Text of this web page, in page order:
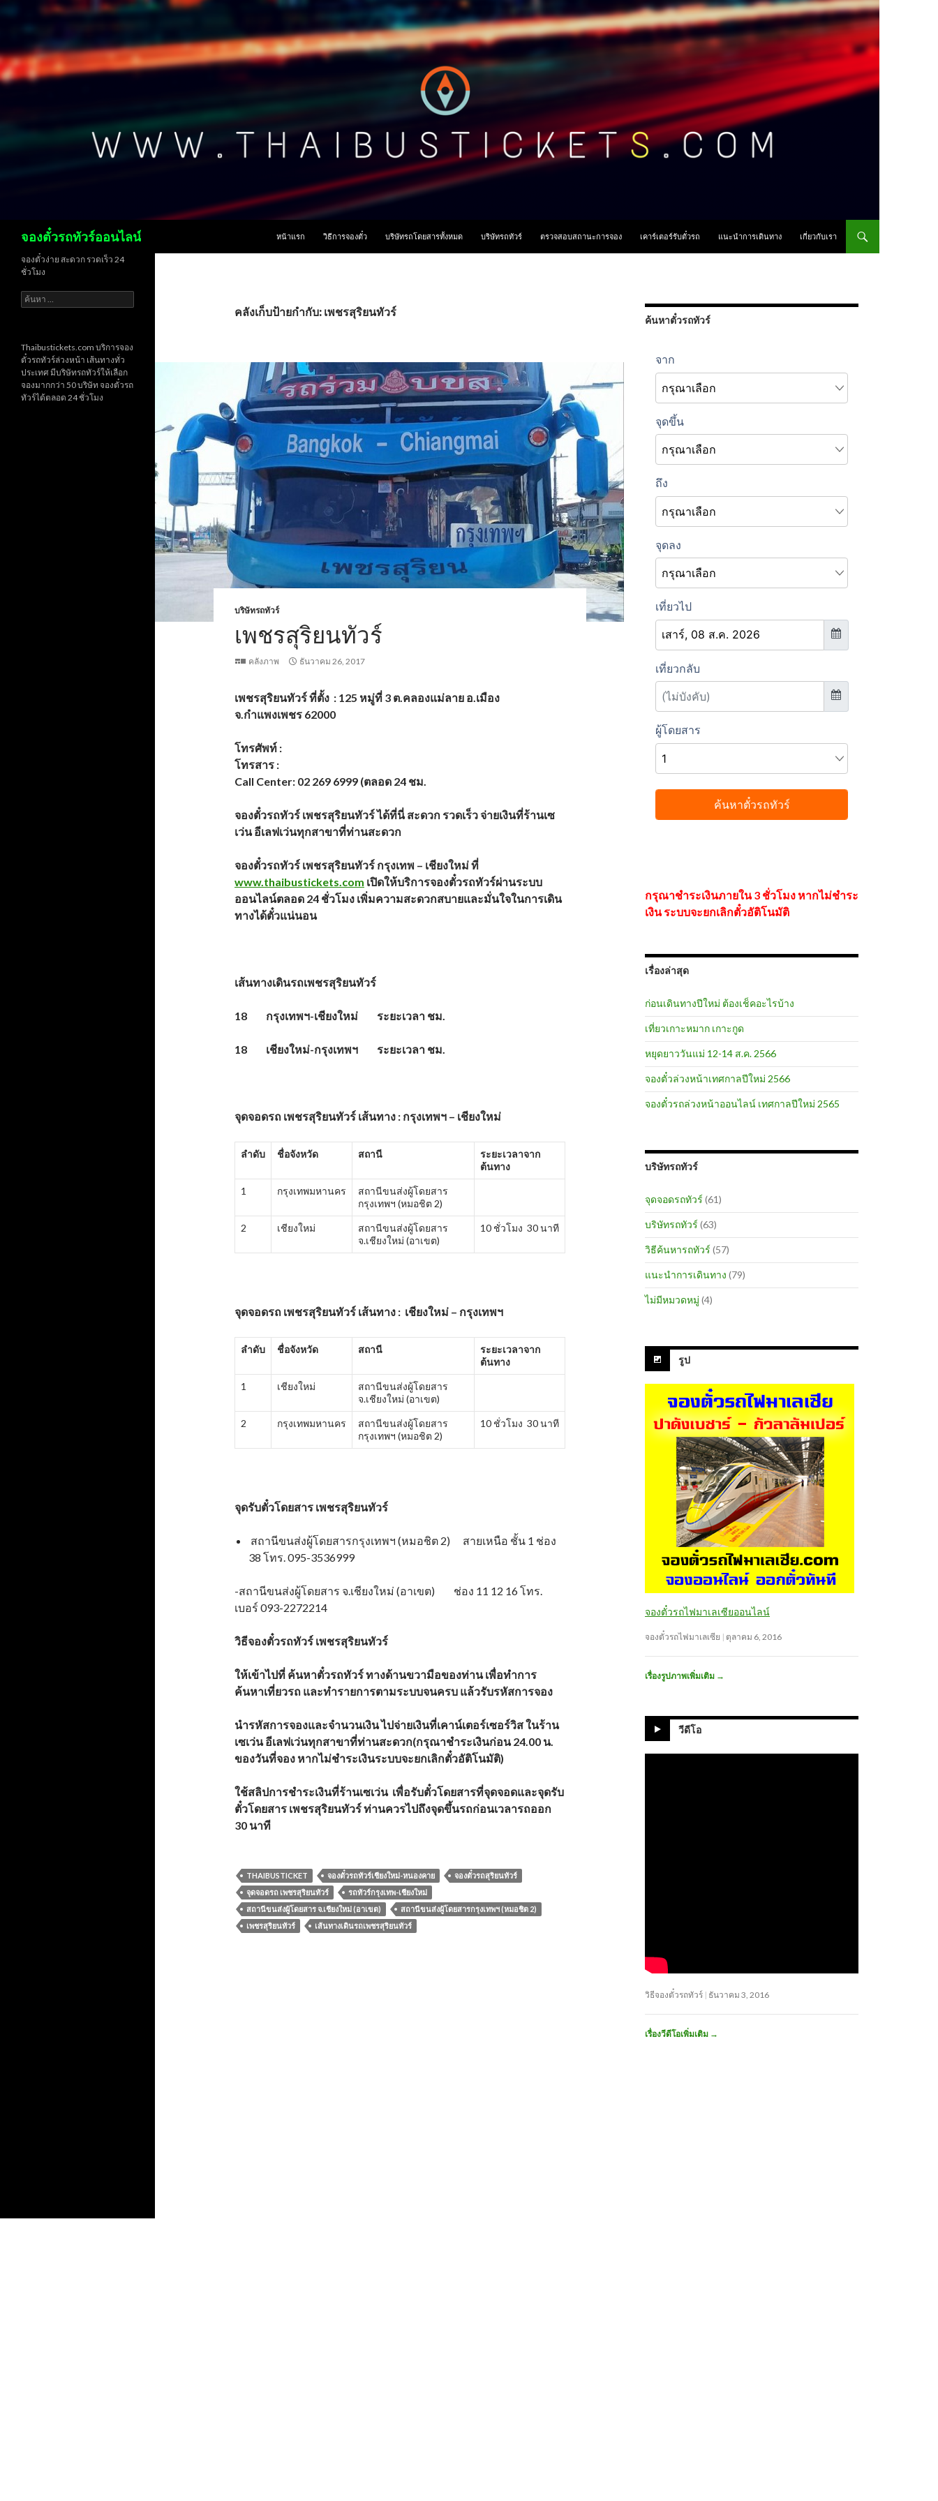
จองตั๋วรถทัวร์ออนไลน์
หน้าแรก
วิธีการจองตั๋ว บริษัทรถโดยสารทั้งหมด บริษัทรถทัวร์ ตรวจสอบสถานะการจอง เคาร์เตอร์รับตั๋วรถ แนะนำการเดินทาง เกี่ยวกับเรา
คลังเก็บป้ายกำกับ: เพชรสุริยนทัวร์
บริษัทรถทัวร์
เพชรสุริยนทัวร์
คลังภาพ ธันวาคม 26, 2017
เพชรสุริยนทัวร์ที่ตั้ง : 125 หมู่ที่ 3 ต.คลองแม่ลาย อ.เมือง
จ.กำแพงเพชร 62000
โทรศัพท์ :
โทรสาร :
Call Center: 02 269 6999 (ตลอด 24 ชม.
จองตั๋วรถทัวร์ เพชรสุริยนทัวร์ ได้ที่นี่ สะดวก รวดเร็ว จ่ายเงินที่ร้านเซ
เว่น อีเลฟเว่นทุกสาขาที่ท่านสะดวก
จองตั๋วรถทัวร์ เพชรสุริยนทัวร์ กรุงเทพ – เชียงใหม่ ที่
www.thaibustickets.com เปิดให้บริการจองตั๋วรถทัวร์ผ่านระบบ
ออนไลน์ตลอด 24 ชั่วโมง เพิ่มความสะดวกสบายและมั่นใจในการเดิน
ทางได้ตั๋วแน่นอน
เส้นทางเดินรถเพชรสุริยนทัวร์
18 กรุงเทพฯ-เชียงใหม่ ระยะเวลา ชม.
18 เชียงใหม่-กรุงเทพฯ ระยะเวลา ชม.
จุดจอดรถ เพชรสุริยนทัวร์ เส้นทาง : กรุงเทพฯ – เชียงใหม่
ลำดับ ชื่อจังหวัด สถานี
ระยะเวลาจาก
ต้นทาง
1 กรุงเทพมหานคร
สถานีขนส่งผู้โดยสาร
กรุงเทพฯ (หมอชิต 2)
2 เชียงใหม่
สถานีขนส่งผู้โดยสาร
จ.เชียงใหม่ (อาเขต)
10 ชั่วโมง 30 นาที
จุดจอดรถ เพชรสุริยนทัวร์ เส้นทาง : เชียงใหม่ – กรุงเทพฯ
ลำดับ ชื่อจังหวัด สถานี
ระยะเวลาจาก
ต้นทาง
1 เชียงใหม่
สถานีขนส่งผู้โดยสาร
จ.เชียงใหม่ (อาเขต)
2 กรุงเทพมหานคร
สถานีขนส่งผู้โดยสาร
กรุงเทพฯ (หมอชิต 2)
10 ชั่วโมง 30 นาที
จุดรับตั๋วโดยสาร เพชรสุริยนทัวร์
สถานีขนส่งผู้โดยสารกรุงเทพฯ (หมอชิต 2) สายเหนือ ชั้น 1 ช่อง
38 โทร. 095-3536999
-สถานีขนส่งผู้โดยสาร จ.เชียงใหม่ (อาเขต) ช่อง 11 12 16 โทร.
เบอร์ 093-2272214
วิธีจองตั๋วรถทัวร์ เพชรสุริยนทัวร์
ให้เข้าไปที่ ค้นหาตั๋วรถทัวร์ ทางด้านขวามือของท่าน เพื่อทำการ
ค้นหาเที่ยวรถ และทำรายการตามระบบจนครบ แล้วรับรหัสการจอง
นำรหัสการจองและจำนวนเงิน ไปจ่ายเงินที่เคาน์เตอร์เซอร์วิส ในร้าน
เซเว่น อีเลฟเว่นทุกสาขาที่ท่านสะดวก(กรุณาชำระเงินก่อน 24.00 น.
ของวันที่จอง หากไม่ชำระเงินระบบจะยกเลิกตั๋วอัติโนมัติ)
ใช้สลิปการชำระเงินที่ร้านเซเว่น เพื่อรับตั๋วโดยสารที่จุดจอดและจุดรับ
ตั๋วโดยสาร เพชรสุริยนทัวร์ท่านควรไปถึงจุดขึ้นรถก่อนเวลารถออก
30 นาที
THAIBUSTICKET จองตั๋วรถทัวร์เชียงใหม่-หนองคาย
จองตั๋วรถสุริยนทัวร์
จุดจอดรถ เพชรสุริยนทัวร์
รถทัวร์กรุงเทพ-เชียงใหม่
สถานีขนส่งผู้โดยสาร จ.เชียงใหม่ (อาเขต)
สถานีขนส่งผู้โดยสารกรุงเทพฯ (หมอชิต 2)
เพชรสุริยนทัวร์
เส้นทางเดินรถเพชรสุริยนทัวร์
ค้นหาตั๋วรถทัวร์
กรุณาชำระเงินภายใน 3 ชั่วโมง หากไม่ชำระ
เงิน ระบบจะยกเลิกตั๋วอัติโนมัติ
เรื่องล่าสุด
ก่อนเดินทางปีใหม่ ต้องเช็คอะไรบ้าง
เที่ยวเกาะหมาก เกาะกูด
หยุดยาววันแม่ 12-14 ส.ค. 2566
จองตั๋วล่วงหน้าเทศกาลปีใหม่ 2566
จองตั๋วรถล่วงหน้าออนไลน์ เทศกาลปีใหม่ 2565
บริษัทรถทัวร์
จุดจอดรถทัวร์ (61)
บริษัทรถทัวร์ (63)
วิธีค้นหารถทัวร์ (57)
แนะนำการเดินทาง (79)
ไม่มีหมวดหมู่ (4)
รูป
จองตั๋วรถไฟมาเลเซียออนไลน์
จองตั๋วรถไฟมาเลเซีย ตุลาคม 6, 2016
เรื่องรูปภาพเพิ่มเติม →
วีดีโอ
วิธีจองตั๋วรถทัวร์ ธันวาคม 3, 2016
เรื่องวีดีโอเพิ่มเติม →
จองตั๋วง่าย สะดวก รวดเร็ว 24
ชั่วโมง
ค้นหา
สำหรับ:
Thaibustickets.com บริการจอง
ตั๋วรถทัวร์ล่วงหน้า เส้นทางทั่ว
ประเทศ มีบริษัทรถทัวร์ให้เลือก
จองมากกว่า 50 บริษัท จองตั๋วรถ
ทัวร์ได้ตลอด 24 ชั่วโมง